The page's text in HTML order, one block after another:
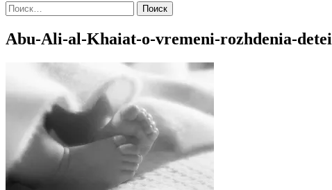
Найти:
Abu-Ali-al-Khaiat-o-vremeni-rozhdenia-detei